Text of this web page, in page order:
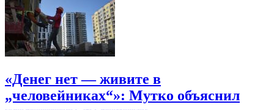
«Денег нет — живите в
„человейниках“»: Мутко объяснил